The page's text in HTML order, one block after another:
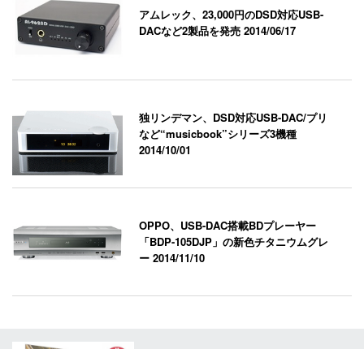
アムレック、23,000円のDSD対応USB-
DACなど2製品を発売2014/06/17
独リンデマン、DSD対応USB-DAC/プリ
など“musicbook”シリーズ3機種
2014/10/01
OPPO、USB-DAC搭載BDプレーヤー
「BDP-105DJP」の新色チタニウムグレ
ー2014/11/10